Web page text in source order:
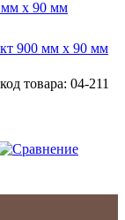
900 мм х 90 мм
код товара: 04-211